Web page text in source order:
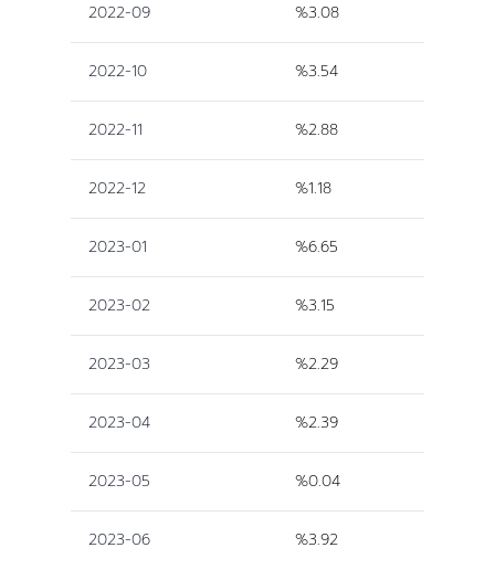
2022-09 %3.08
2022-10 %3.54
2022-11 %2.88
2022-12 %1.18
2023-01 %6.65
2023-02 %3.15
2023-03 %2.29
2023-04 %2.39
2023-05 %0.04
2023-06 %3.92